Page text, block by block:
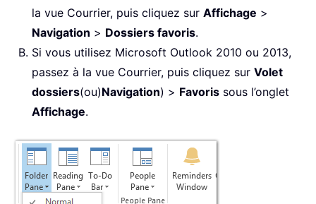
la vue Courrier, puis cliquez sur Affichage >
Navigation > Dossiers favoris.
Si vous utilisez Microsoft Outlook 2010 ou 2013,
passez à la vue Courrier, puis cliquez sur Volet
dossiers(ou)Navigation) > Favoris sous l’onglet
Affichage.